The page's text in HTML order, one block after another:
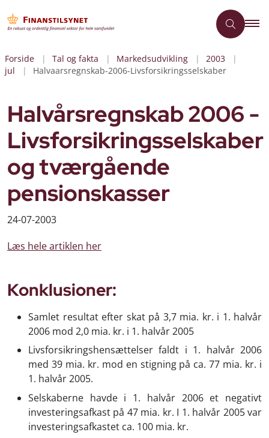
Forside Tal og fakta Markedsudvikling
2003
jul
Halvaarsregnskab-2006-Livsforsikringsselskaber
Halvårsregnskab 2006 -
Livsforsikringsselskaber
og tværgående
pensionskasser
24-07-2003
Læs hele artiklen her
Konklusioner:
Samlet resultat efter skat på 3,7 mia. kr. i 1. halvår
2006 mod 2,0 mia. kr. i 1. halvår 2005
Livsforsikringshensættelser faldt i 1. halvår 2006
med 39 mia. kr. mod en stigning på ca. 77 mia. kr. i
1. halvår 2005.
Selskaberne havde i 1. halvår 2006 et negativt
investeringsafkast på 47 mia. kr. I 1. halvår 2005 var
investeringsafkastet ca. 100 mia. kr.